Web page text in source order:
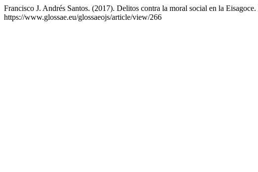
Francisco J. Andrés Santos. (2017). Delitos contra la moral social en la Eisagoce.
https://www.glossae.eu/glossaeojs/article/view/266